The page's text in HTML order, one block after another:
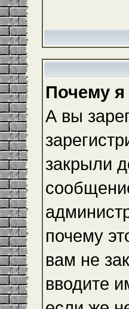
Почему я
А вы
закрыли
почему
вам не
вводите